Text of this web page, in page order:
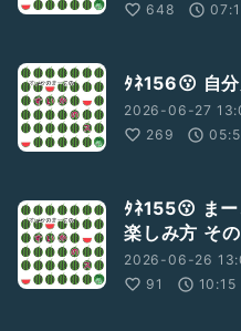
648
ﾀﾈ156😗 自
2026-06-27
269
ﾀﾈ155😗 ま
楽しみ方 そ
2026-06-26
91
10:15